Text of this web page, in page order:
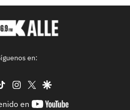
en:
tiktok instagram
twittergoogle
en
youtube-